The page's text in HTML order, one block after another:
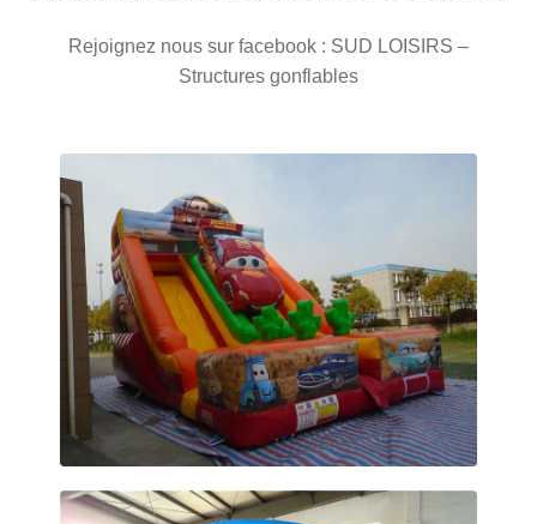
Rejoignez nous sur facebook : SUD LOISIRS –
Structures gonflables